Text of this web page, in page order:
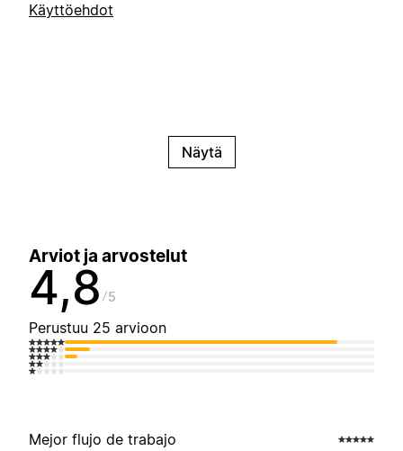
Käyttöehdot
Näytä
Arviot ja arvostelut
4,8 5
Perustuu 25 arvioon
Mejor flujo de trabajo